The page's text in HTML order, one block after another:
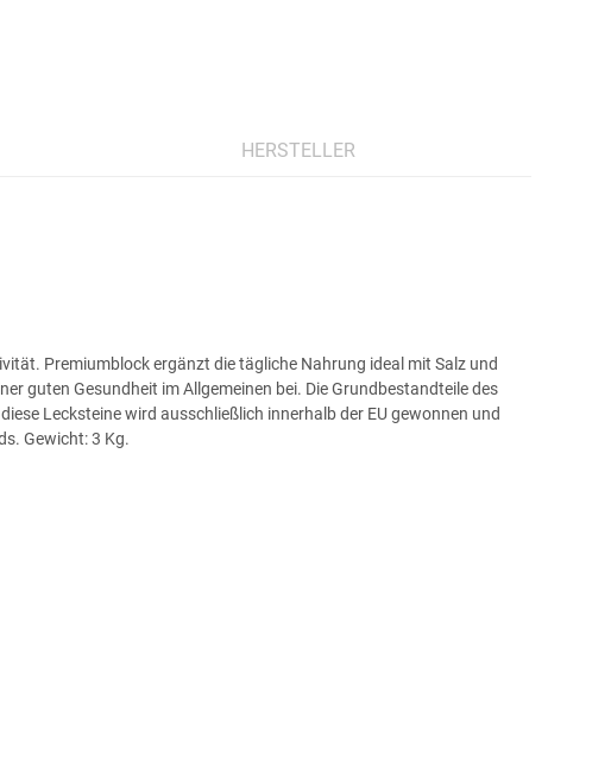
HERSTELLER
Premiumblock ergänzt die tägliche Nahrung ideal mit Salz und
guten Gesundheit im Allgemeinen bei. Die Grundbestandteile des
Lecksteine wird ausschließlich innerhalb der EU gewonnen und
Gewicht: 3 Kg.